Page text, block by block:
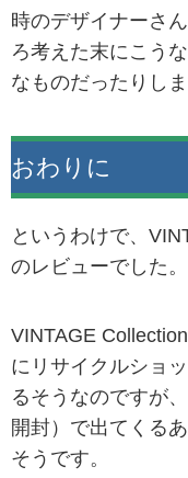
時のデザイナーさ
ろ考えた末にこう
なものだったりしま
おわりに
というわけで、
のレビューでした。
VINTAGE
にリサイクルショ
るそうなのですが
開封）で出てくる
そうです。